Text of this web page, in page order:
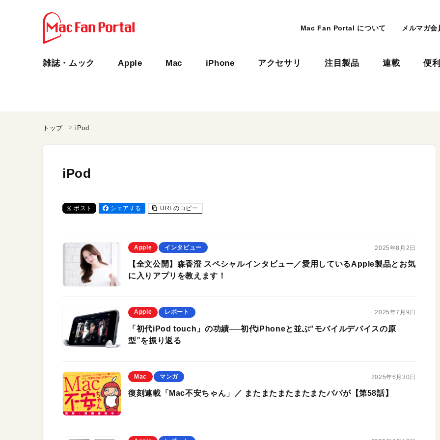
Mac Fan Portal について メルマガ会
雑誌・ムック Apple Mac iPhone アクセサリ 注目製品 連載 便
トップ iPod
iPod
ポスト シェアする URLのコピー
Apple インタビュー 2025年8月2日
【全文公開】森香澄 スペシャルインタビュー／愛用しているApple製品とお気
に入りアプリを教えます！
Apple レポート 2025年7月9日
「初代iPod touch」の功績──初代iPhoneと並ぶ“モバイルデバイスの原
型”を振り返る
Mac マンガ 2025年6月30日
復刻連載「Mac不安ちゃん」／ またまたまたまたまたパパが【第58話】